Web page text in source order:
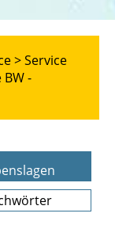
>Service
BW -